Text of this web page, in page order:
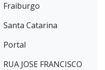
Fraiburgo
Santa Catarina
Portal
RUA JOSE FRANCISCO